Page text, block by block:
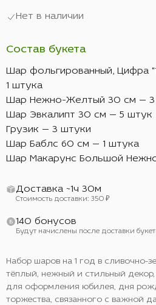
Нет в наличии
Состав букета
Шар фольгированный, Цифра
1 штука
Шар Нежно-Желтый 30 см — 3
Шар Эвкалипт 30 см — 5 штук
Грузик — 3 штуки
Шар Баблс 60 см — 1 штука
Шар Макарунс Большой
Доставка ~1ч 30м
Стоимость доставки: 350 ₽
140 бонусов
Будут начислены после доставки
Набор шаров на 1 год в сливочно-
тёплый, нежный и стильный
для оформления юбилея, дня
торжества, связанного с важной